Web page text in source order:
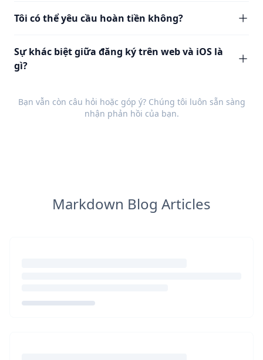
Tôi có thể yêu cầu hoàn tiền không?
Sự khác biệt giữa đăng ký trên web và iOS là
gì?
Bạn vẫn còn câu hỏi hoặc góp ý? Chúng tôi luôn sẵn sàng
nhận phản hồi của bạn.
Markdown Blog Articles